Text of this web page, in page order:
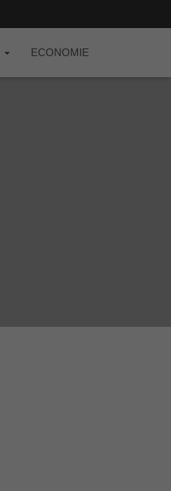
ECONOMIE